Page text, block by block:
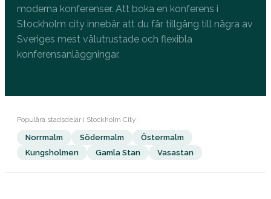
moderna konferenser. Att boka en konferens i
Stockholm city innebär att du får tillgång till några av
Sveriges mest välutrustade och flexibla
konferensanläggningar.
Populära stadsdelar i Stockholm City:
Norrmalm Södermalm
Östermalm
Kungsholmen
Gamla Stan Vasastan